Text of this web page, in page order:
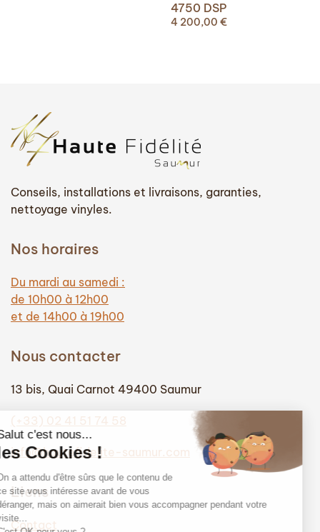
4750 DSP
4 200,00 €
Conseils, installations et livraisons, garanties,
nettoyage vinyles.
Nos horaires
Du mardi au samedi :
de 10h00 à 12h00
et de 14h00 à 19h00
Nous contacter
13 bis, Quai Carnot 49400 Saumur
(+33) 02 41 51 74 58
info@hautefidelite-saumur.com
Liens
Contact